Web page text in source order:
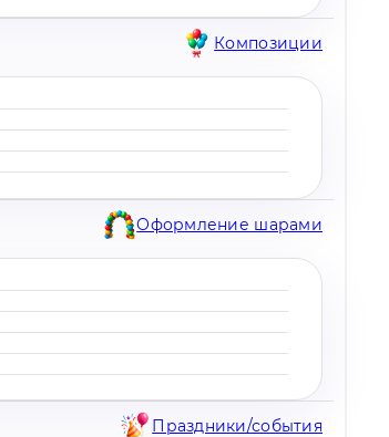
Композиции
Оформление шарами
Праздники/события